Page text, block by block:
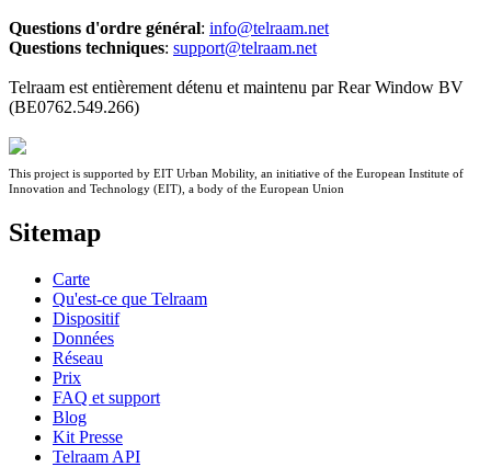
Questions d'ordre général: info@telraam.net
Questions techniques: support@telraam.net
Telraam est entièrement détenu et maintenu par Rear Window BV
(BE0762.549.266)
This project is supported by EIT Urban Mobility, an initiative of the European Institute of
Innovation and Technology (EIT), a body of the European Union
Sitemap
Carte
Qu'est-ce que Telraam
Dispositif
Données
Réseau
Prix
FAQ et support
Blog
Kit Presse
Telraam API